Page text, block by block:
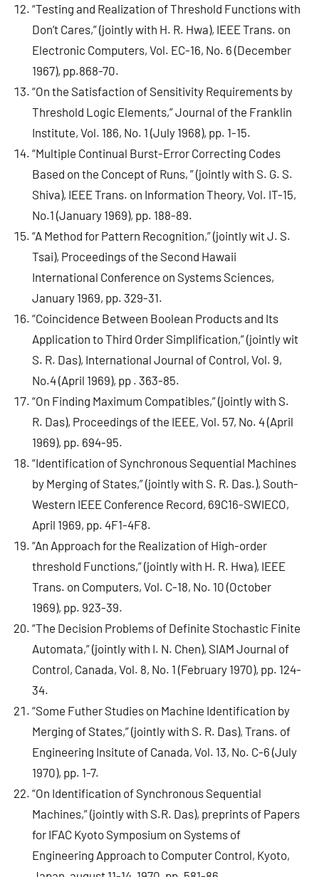
“Testing and Realization of Threshold Functions with
Don’t Cares,” (jointly with H. R. Hwa), IEEE Trans. on
Electronic Computers, Vol. EC-16, No. 6 (December
1967), pp.868-70.
“On the Satisfaction of Sensitivity Requirements by
Threshold Logic Elements,” Journal of the Franklin
Institute, Vol. 186, No. 1 (July 1968), pp. 1-15.
“Multiple Continual Burst-Error Correcting Codes
Based on the Concept of Runs, ” (jointly with S. G. S.
Shiva), IEEE Trans. on Information Theory, Vol. IT-15,
No.1 (January 1969), pp. 188-89.
“A Method for Pattern Recognition,” (jointly wit J. S.
Tsai), Proceedings of the Second Hawaii
International Conference on Systems Sciences,
January 1969, pp. 329-31.
“Coincidence Between Boolean Products and Its
Application to Third Order Simplification,” (jointly wit
S. R. Das), International Journal of Control, Vol. 9,
No.4 (April 1969), pp . 363-85.
“On Finding Maximum Compatibles,” (jointly with S.
R. Das), Proceedings of the IEEE, Vol. 57, No. 4 (April
1969), pp. 694-95.
“Identification of Synchronous Sequential Machines
by Merging of States,” (jointly with S. R. Das.), South-
Western IEEE Conference Record, 69C16-SWIECO,
April 1969, pp. 4F1-4F8.
“An Approach for the Realization of High-order
threshold Functions,” (jointly with H. R. Hwa), IEEE
Trans. on Computers, Vol. C-18, No. 10 (October
1969), pp. 923-39.
“The Decision Problems of Definite Stochastic Finite
Automata,” (jointly with I. N. Chen), SIAM Journal of
Control, Canada, Vol. 8, No. 1 (February 1970), pp. 124-
34.
“Some Futher Studies on Machine Identification by
Merging of States,” (jointly with S. R. Das), Trans. of
Engineering Insitute of Canada, Vol. 13, No. C-6 (July
1970), pp. 1-7.
“On Identification of Synchronous Sequential
Machines,” (jointly with S.R. Das), preprints of Papers
for IFAC Kyoto Symposium on Systems of
Engineering Approach to Computer Control, Kyoto,